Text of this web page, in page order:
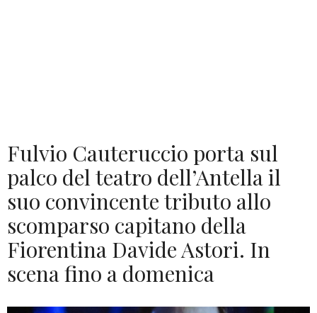
Fulvio Cauteruccio porta sul
palco del teatro dell’Antella il
suo convincente tributo allo
scomparso capitano della
Fiorentina Davide Astori. In
scena fino a domenica